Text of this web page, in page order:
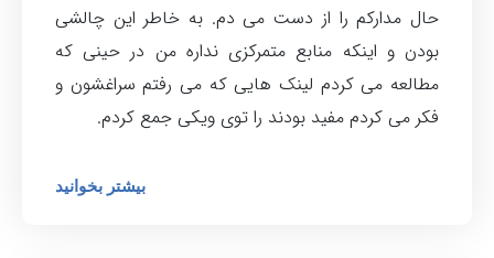
حال مدارکم را از دست می دم. به خاطر این چالشی
بودن و اینکه منابع متمرکزی نداره من در حینی که
مطالعه می کردم لینک هایی که می رفتم سراغشون و
فکر می کردم مفید بودند را توی ویکی جمع کردم.
بیشتر بخوانید